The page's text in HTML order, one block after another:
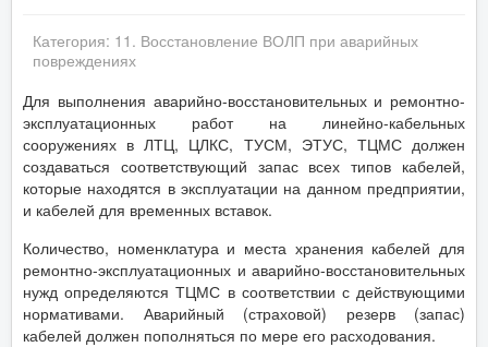
Категория: 11. Восстановление ВОЛП при аварийных
повреждениях
Для выполнения аварийно-восстановительных и ремонтно-
эксплуатационных работ на линейно-кабельных
сооружениях в ЛТЦ, ЦЛКС, ТУСМ, ЭТУС, ТЦМС должен
создаваться соответствующий запас всех типов кабелей,
которые находятся в эксплуатации на данном предприятии,
и кабелей для временных вставок.
Количество, номенклатура и места хранения кабелей для
ремонтно-эксплуатационных и аварийно-восстановительных
нужд определяются ТЦМС в соответствии с действующими
нормативами. Аварийный (страховой) резерв (запас)
кабелей должен пополняться по мере его расходования.